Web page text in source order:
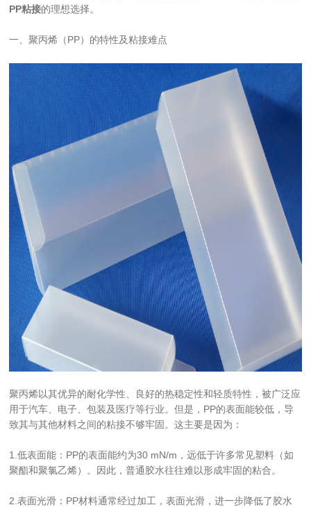
PP粘接的理想选择。
一、聚丙烯（PP）的特性及粘接难点
聚丙烯以其优异的耐化学性、良好的热稳定性和轻质特性，被广泛应
用于汽车、电子、包装及医疗等行业。但是，PP的表面能较低，导
致其与其他材料之间的粘接不够牢固。这主要是因为：
1.低表面能：PP的表面能约为30 mN/m，远低于许多常见塑料（如
聚酯和聚氯乙烯）。因此，普通胶水往往难以形成牢固的粘合。
2.表面光滑：PP材料通常经过加工，表面光滑，进一步降低了胶水